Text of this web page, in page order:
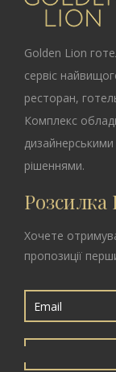
Golden Lion
сервіс
ресторан,
Комплекс
рішеннями.
Хочете
пропозиції